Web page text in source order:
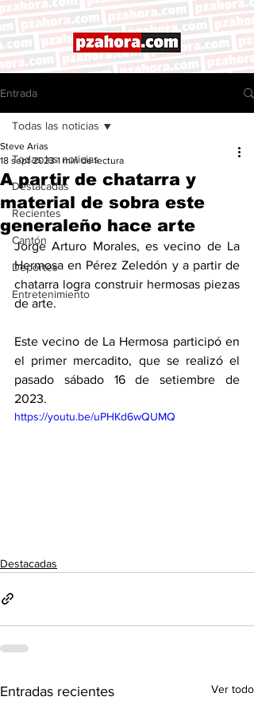
Entrada
Todas las noticias
Destacadas
Recientes
Cantón
Deportes
Entretenimiento
Todas las noticias
A partir de chatarra y
material de sobra este
generaleño hace arte
Steve Arias
18 sept 2023 1 min de lectura
Jorge Arturo Morales, es vecino de La
Hermosa en Pérez Zeledón y a partir de
chatarra logra construir hermosas piezas
de arte.
Este vecino de La Hermosa participó en
el primer mercadito, que se realizó el
pasado sábado 16 de setiembre de
2023.
https://youtu.be/uPHKd6wQUMQ
Destacadas
Entradas recientes Ver todo